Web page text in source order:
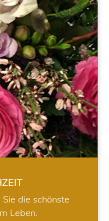
die schönste
Leben.